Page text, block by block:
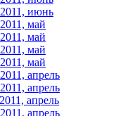
июнь
май
май
май
май
апрель
апрель
апрель
апрель